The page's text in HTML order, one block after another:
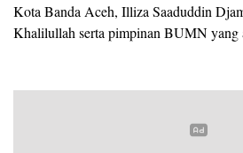
Kota Banda Aceh, Illiza Saaduddin
Khalilullah serta pimpinan BUMN yang